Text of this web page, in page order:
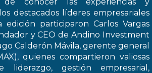
destacados líderes empresariales
edición participaron Carlos Vargas
y CEO de Andino Investment
Calderón Mávila, gerente general
quienes compartieron valiosas
liderazgo, gestión empresarial,